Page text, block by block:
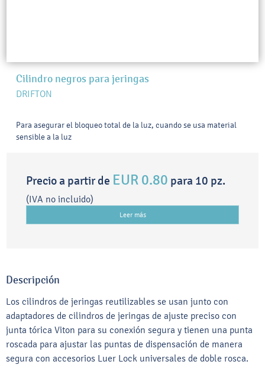
Cilindro negros para jeringas
DRIFTON
Para asegurar el bloqueo total de la luz, cuando se usa material
sensible a la luz
Precio a partir de EUR 0.80 para 10 pz.
(IVA no incluido)
Leer más
Descripción
Los cilindros de jeringas reutilizables se usan junto con
adaptadores de cilindros de jeringas de ajuste preciso con
junta tórica Viton para su conexión segura y tienen una punta
roscada para ajustar las puntas de dispensación de manera
segura con accesorios Luer Lock universales de doble rosca.